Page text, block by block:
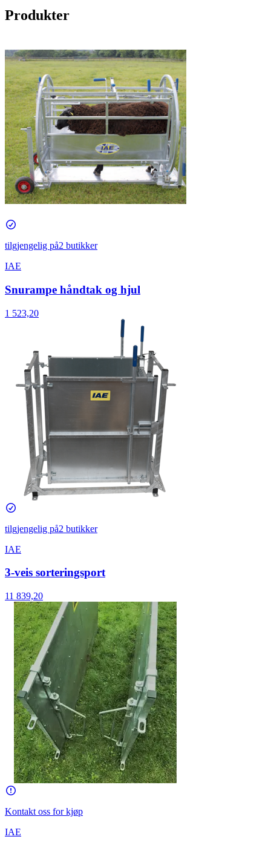
Produkter
tilgjengelig på2 butikker
IAE
Snurampe håndtak og hjul
1 523,20
tilgjengelig på2 butikker
IAE
3-veis sorteringsport
11 839,20
Kontakt oss for kjøp
IAE